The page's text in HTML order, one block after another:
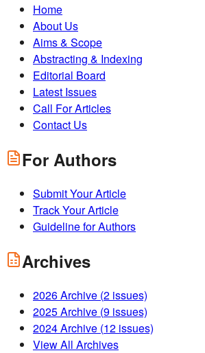
Home
About Us
Aims & Scope
Abstracting & Indexing
Editorial Board
Latest Issues
Call For Articles
Contact Us
For Authors
Submit Your Article
Track Your Article
Guideline for Authors
Archives
2026Archive (2 issues)
2025Archive (9 issues)
2024Archive (12 issues)
View All Archives